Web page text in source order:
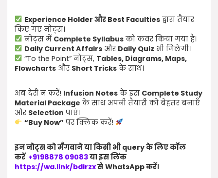
Experience Holder और Best Faculties द्वारा तैयार
किए गए नोट्स।
नोट्स में Complete Syllabus को कवर किया गया है।
Daily Current Affairs और Daily Quiz भी मिलेगी।
“To the Point” नोट्स, Tables, Diagrams, Maps,
Flowcharts और Short Tricks के साथ।
अब देरी न करें! Infusion Notes के इस Complete Study
Material Package के साथ अपनी तैयारी को बेहतर बनाएँ
और Selection पाएं।
“Buy Now” पर क्लिक करें!
इन नोट्स कोमँगवानेया किसी भी queryके लिए कॉल
करें +9198878 09083या इस लिंक
https://wa.link/bdirzxसे WhatsAppकरें।